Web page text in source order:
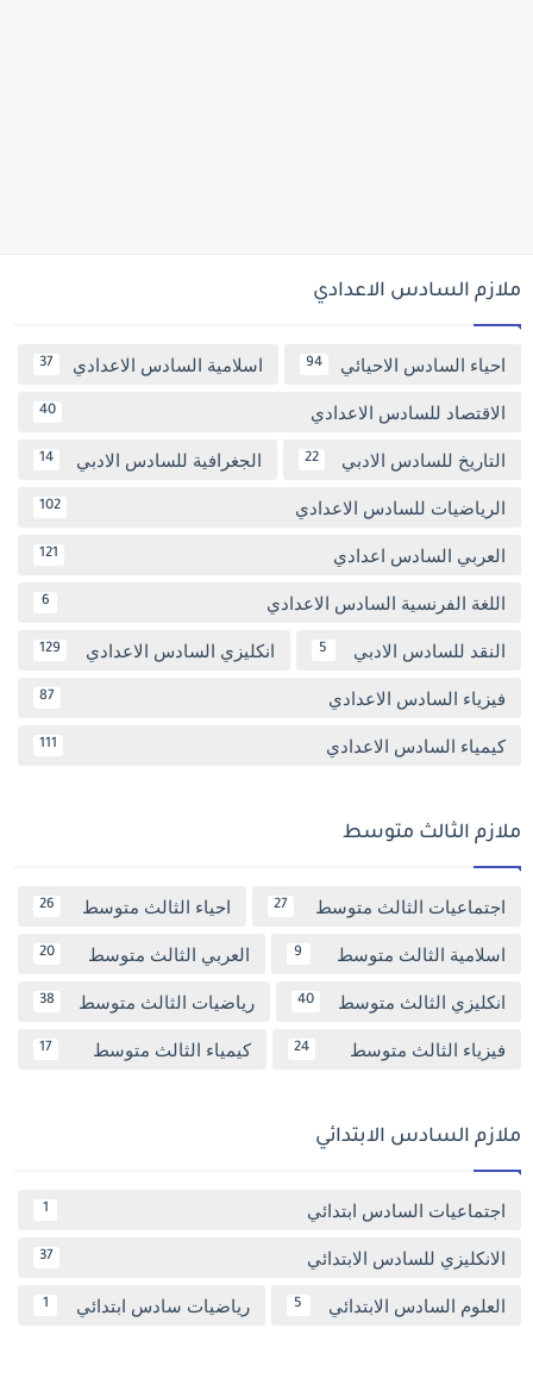
ملازم السادس الاعدادي
احياء السادس الاحيائي 94 اسلامية السادس الاعدادي 37
الاقتصاد للسادس الاعدادي 40
التاريخ للسادس الادبي 22 الجغرافية للسادس الادبي 14
الرياضيات للسادس الاعدادي 102
العربي السادس اعدادي 121
اللغة الفرنسية السادس الاعدادي 6
النقد للسادس الادبي 5 انكليزي السادس الاعدادي 129
فيزياء السادس الاعدادي 87
كيمياء السادس الاعدادي 111
ملازم الثالث متوسط
اجتماعيات الثالث متوسط 27 احياء الثالث متوسط 26
اسلامية الثالث متوسط 9 العربي الثالث متوسط 20
انكليزي الثالث متوسط 40 رياضيات الثالث متوسط 38
فيزياء الثالث متوسط 24 كيمياء الثالث متوسط 17
ملازم السادس الابتدائي
اجتماعيات السادس ابتدائي 1
الانكليزي للسادس الابتدائي 37
العلوم السادس الابتدائي 5 رياضيات سادس ابتدائي 1